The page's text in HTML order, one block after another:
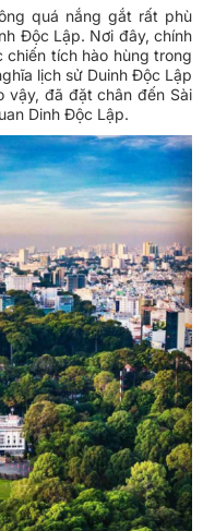
quá nắng gắt rất phù
Độc Lập. Nơi đây, chính
tích hào hùng trong
lịch sử Duinh Độc Lập
vậy, đã đặt chân đến Sài
Dinh Độc Lập.